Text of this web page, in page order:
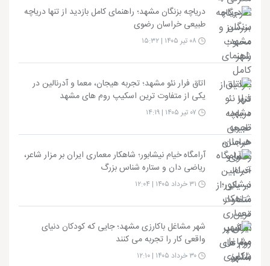
دریاچه بزنگان مشهد؛ راهنمای کامل بازدید از تنها دریاچه
طبیعی خراسان رضوی
اتاق فرار نئو مشهد؛ تجربه هیجان، معما و آدرنالین در
یکی از متفاوت ترین اسکیپ روم های مشهد
آرامگاه خیام نیشابور؛ شاهکار معماری ایران بر مزار شاعر،
ریاضی دان و ستاره شناس بزرگ
شهر مشاغل باکارزی مشهد؛ جایی که کودکان دنیای
واقعی کار را تجربه می کنند